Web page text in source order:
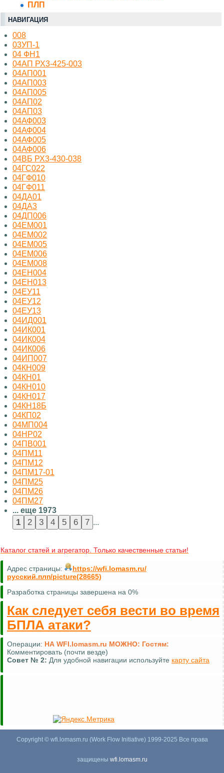
ПЛП
НАВИГАЦИЯ
008
03УП-1
04 ФН1
04АП РХ3-425-003
04АП001
04АП003
04АП005
04АП02
04АП03
04АФ003
04АФ004
04АФ005
04АФ006
04ВБ РХ3-430-038
04ГС022
04ГФ010
04ГФ011
04ДА01
04ДА3
04ДП006
04ЕМ001
04ЕМ002
04ЕМ005
04ЕМ006
04ЕМ008
04ЕН004
04ЕН013
04ЕУ11
04ЕУ12
04ЕУ13
04ИД001
04ИК001
04ИК004
04ИК006
04ИП007
04КН009
04КН01
04КН010
04КН017
04КН18Б
04КП02
04МП004
04НР02
04ПВ001
04ПМ11
04ПМ12
04ПМ17-01
04ПМ25
04ПМ26
04ПМ27
... еще 1973
...
Каталог статей и агрегатор. Только качественные статьи!
Адрес страницы:
https://wfi.lomasm.ru/
русский.плп/picture(28665)
Разработка страницы завершена на 0%
Как следует себя вести во время
БПЛА атаки?
Операции: НА WFI.lomasm.ru МОЖНО: Гостям:
Комментировать (почти везде)
Совет № 2: Для удобной навигации используйте карту сайта
Copyright © wfi.lomasm.ru (Work Flow Initiative) 1999-2025 Все права
защищены wfi.lomasm.ru